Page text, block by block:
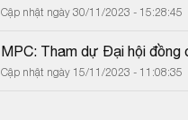
Cập nhật ngày 30/11/2023 - 15:28:45
MPC: Tham dự Đại hội
Cập nhật ngày 15/11/2023 - 11:08:35